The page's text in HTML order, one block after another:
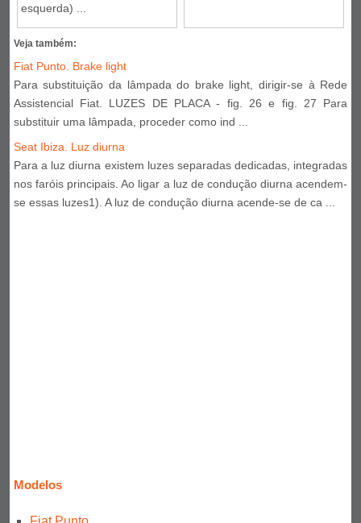
esquerda) ...
Veja também:
Fiat Punto. Brake light
Para substituição da lâmpada do brake light, dirigir-se à Rede
Assistencial Fiat. LUZES DE PLACA - fig. 26 e fig. 27 Para
substituir uma lâmpada, proceder como ind ...
Seat Ibiza. Luz diurna
Para a luz diurna existem luzes separadas dedicadas, integradas
nos faróis principais. Ao ligar a luz de condução diurna acendem-
se essas luzes1). A luz de condução diurna acende-se de ca ...
Modelos